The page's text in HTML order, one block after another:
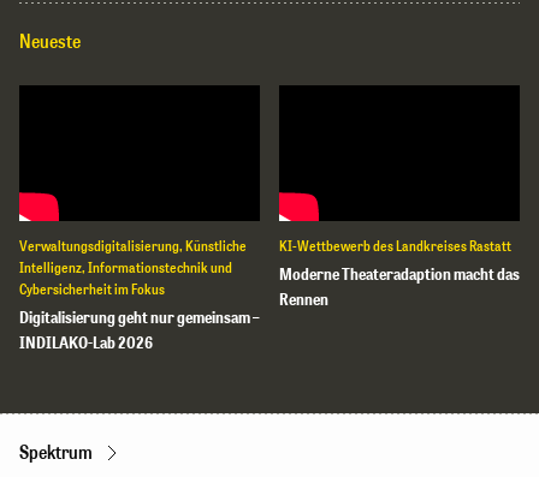
Neueste
Verwaltungsdigitalisierung, Künstliche
Intelligenz, Informationstechnik und
Cybersicherheit im Fokus
Digitalisierung geht nur gemeinsam –
INDILAKO-Lab 2026
KI-Wettbewerb des Landkreises Rastatt
Moderne Theateradaption macht das
Rennen
Spektrum